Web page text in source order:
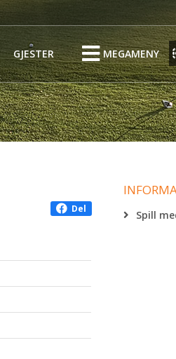
GJESTER MEGAMENY
Del Spill